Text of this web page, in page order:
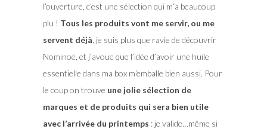
l’ouverture, c’est une sélection qui m’a beaucoup
plu ! Tous les produits vont me servir, ou me
servent déjà , je suis plus que ravie de découvrir
Nominoë, et j’avoue que l’idée d’avoir une huile
essentielle dans ma box m’emballe bien aussi. Pour
le coup on trouve une jolie sélection de
marques et de produits qui sera bien utile
avec l’arrivée du printemps : je valide…même si